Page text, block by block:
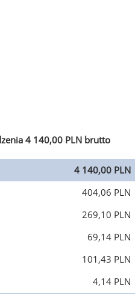
4 140,00 PLN brutto
4 140,00 PLN
404,06 PLN
269,10 PLN
69,14 PLN
101,43 PLN
4,14 PLN